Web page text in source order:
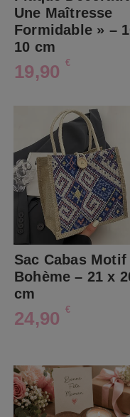
Une Maîtresse
Formidable » –
10 cm
19,90 €
Sac Cabas Motif
Bohème – 21 x
cm
24,90 €